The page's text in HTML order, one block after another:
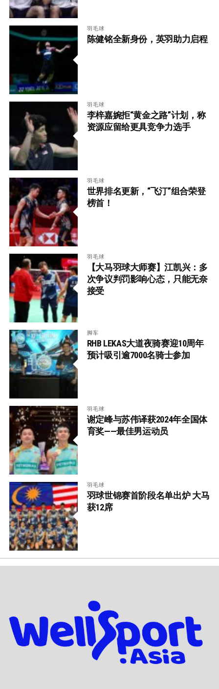
羽毛球
陈健铭全新身份，英羽助力启程
羽毛球
李梓嘉婉拒“黄金之路”计划，称
资源应留给更具竞争力选手
羽毛球
世界排名更新，“飞汀”组合荣登
榜首！
羽毛球
【大马羽球大师赛】江凯兴：多
次争议判罚影响心态，只能无奈
接受
脚车
RHB LEKAS大道夜骑赛迎10周年
预计吸引逾7000名骑士参加
羽毛球
谢定峰与苏伟译获2024年全国体
育奖——最佳男运动员
羽毛球
羽球世锦赛首阶段名单出炉 大马
获12席